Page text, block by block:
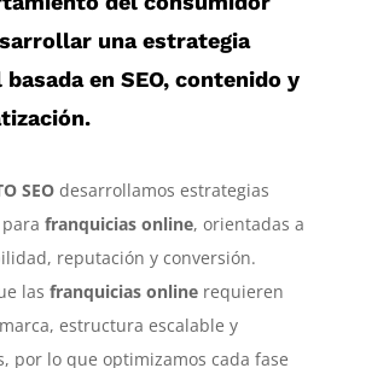
una estrategia
en SEO, contenido y
SEOdesarrollamos estrategias
franquicias online, orientadas a
reputación y conversión.
las franquicias onlinerequieren
estructura escalable y
por lo que optimizamos cada fase